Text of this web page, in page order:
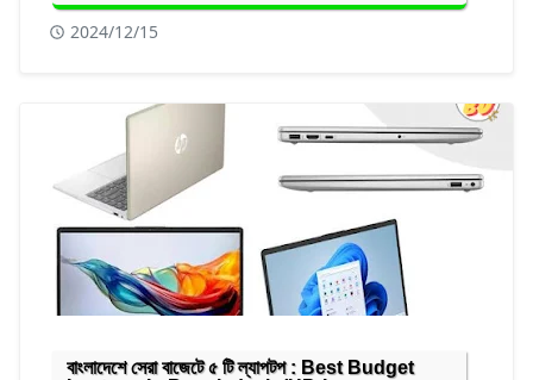
2024/12/15
বাংলাদেশে সেরা বাজেটে ৫ টি ল্যাপটপ : Best Budget